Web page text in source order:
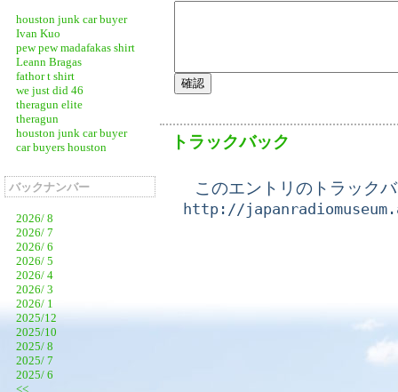
houston junk car buyer
Ivan Kuo
pew pew madafakas shirt
Leann Bragas
fathor t shirt
we just did 46
theragun elite
theragun
houston junk car buyer
car buyers houston
バックナンバー
2026/ 8
2026/ 7
2026/ 6
2026/ 5
2026/ 4
2026/ 3
2026/ 1
2025/12
2025/10
2025/ 8
2025/ 7
2025/ 6
<<
トラックバック
このエントリのトラック
http://